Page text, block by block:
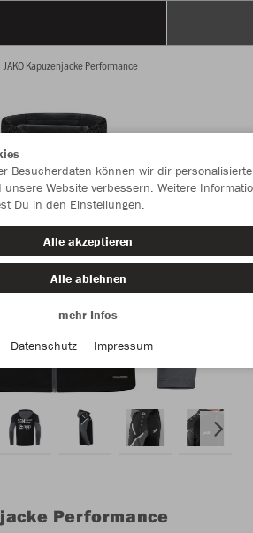
JAKO Kapuzenjacke Performance
Performance
Besucherdaten können wir dir personalisierte
Website verbessern. Weitere
Du in den Einstellungen.
Alle akzeptieren
Alle ablehnen
mehr Infos
Datenschutz
Impressum